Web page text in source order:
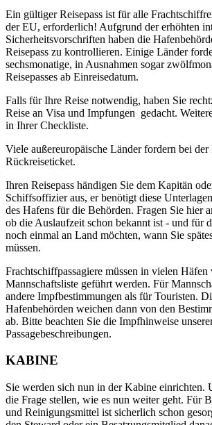
Ein gültiger Reisepass ist für alle
der EU, erforderlich! Aufgrund der erhöhten
Sicherheitsvorschriften haben die
Reisepass zu kontrollieren. Einige Länder
sechsmonatige, in Ausnahmen sogar
Reisepasses ab Einreisedatum.
Falls für Ihre Reise notwendig, haben Sie
Reise an Visa und Impfungen gedacht.
in Ihrer Checkliste.
Viele außereuropäische Länder fordern bei der
Rückreiseticket.
Ihren Reisepass händigen Sie dem Kapitän
Schiffsoffizier aus, er benötigt diese
des Hafens für die Behörden. Fragen Sie hier
ob die Auslaufzeit schon bekannt ist - und für
noch einmal an Land möchten, wann Sie
müssen.
Frachtschiffpassagiere müssen in vielen
Mannschaftsliste geführt werden. Für
andere Impfbestimmungen als für Touristen.
Hafenbehörden weichen dann von den
ab. Bitte beachten Sie die Impfhinweise
Passagebeschreibungen.
KABINE
Sie werden sich nun in der Kabine einrichten.
die Frage stellen, wie es nun weiter geht. Für
und Reinigungsmittel ist sicherlich schon